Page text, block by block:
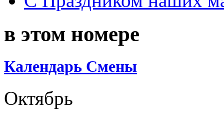
в этом номере
Календарь Смены
Октябрь